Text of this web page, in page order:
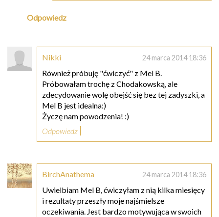
Odpowiedz
Nikki 24 marca 2014 18:36
Również próbuję "ćwiczyć" z Mel B.
Próbowałam trochę z Chodakowską, ale
zdecydowanie wolę obejść się bez tej zadyszki, a
Mel B jest idealna:)
Życzę nam powodzenia! :)
Odpowiedz
BirchAnathema 24 marca 2014 18:36
Uwielbiam Mel B, ćwiczyłam z nią kilka miesięcy
i rezultaty przeszły moje najśmielsze
oczekiwania. Jest bardzo motywująca w swoich